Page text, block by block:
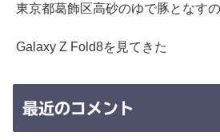
東京都葛飾区高砂のゆで豚となす
Galaxy Z Fold8を見てきた
最近のコメント